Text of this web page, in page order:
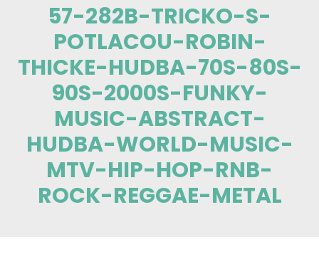
57-282B-TRICKO-S-
POTLACOU-ROBIN-
THICKE-HUDBA-70S-80S-
90S-2000S-FUNKY-
MUSIC-ABSTRACT-
HUDBA-WORLD-MUSIC-
MTV-HIP-HOP-RNB-
ROCK-REGGAE-METAL